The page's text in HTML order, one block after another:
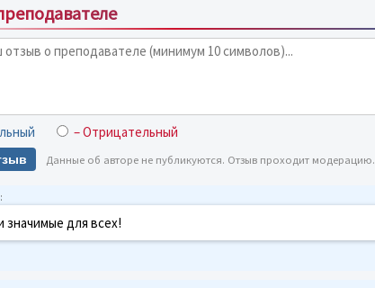
– Отрицательный
Данные об авторе не публикуются. Отзыв проходит модерацию.
значимые для всех!